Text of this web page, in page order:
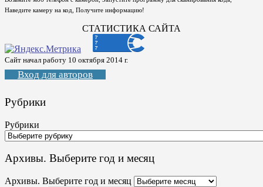
Наведите камеру на код, Получите информацию!
СТАТИСТИКА САЙТА
Сайт начал работу 10 октября 2014 г.
Вход для авторов
Рубрики
Рубрики
Архивы. Выберите год и месяц
Архивы. Выберите год и месяц